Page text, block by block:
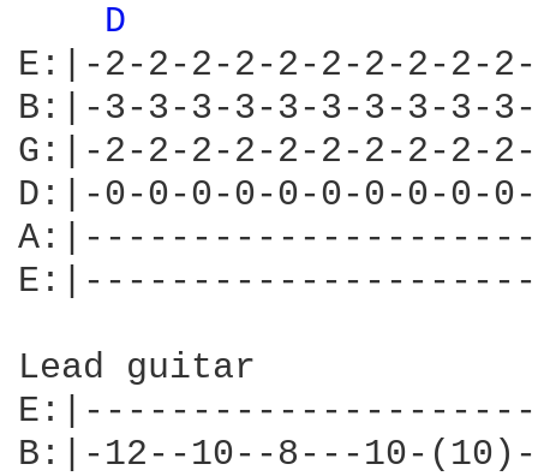
D
E:|-2-2-2-2-2-2-2-2-2-
B:|-3-3-3-3-3-3-3-3-3-
G:|-2-2-2-2-2-2-2-2-2-
D:|-0-0-0-0-0-0-0-0-0-
Lead guitar
B:|-12--10--8---10-